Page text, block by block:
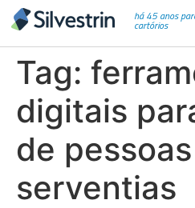
há 45 anos
cartórios
Tag:
digitais
de
serventias